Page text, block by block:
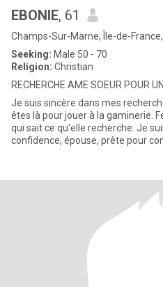
EBONIE, 61
Champs-Sur-Marne, Île-de-
Seeking: Male 50 - 70
Religion: Christian
RECHERCHE AME SOEUR POUR
Je suis sincère dans mes
êtes là pour jouer à la gaminerie.
qui sait ce qu'elle recherche. Je
confidence, épouse, prête pour